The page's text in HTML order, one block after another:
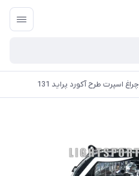
چراغ اسپرت طرح آکورد پراید 131